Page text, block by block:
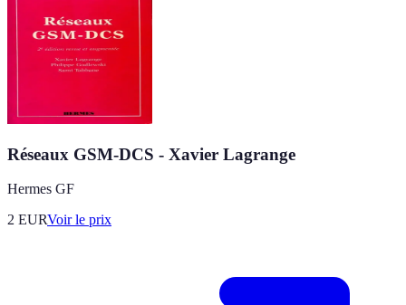
Réseaux GSM-DCS - Xavier Lagrange
Hermes GF
2 EURVoir le prix